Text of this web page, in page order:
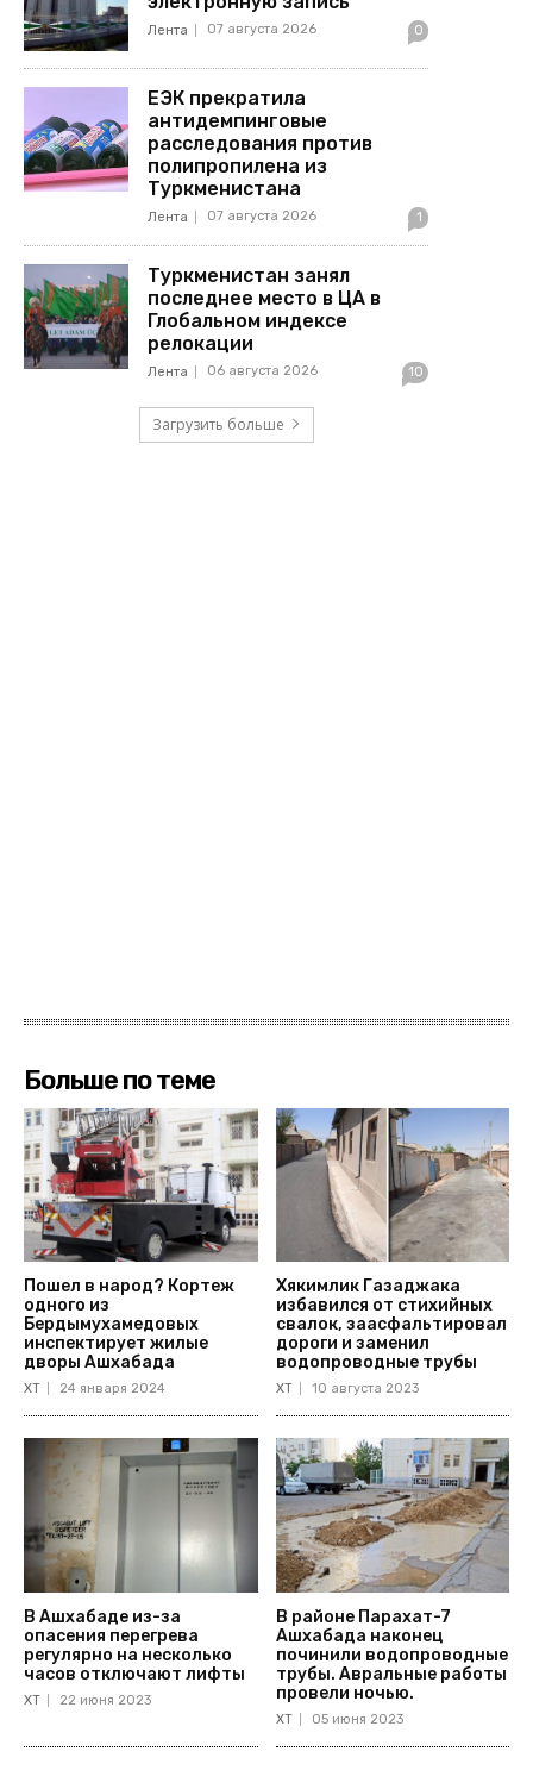
Лента 07 августа 2026 0
ЕЭК прекратила
антидемпинговые
расследования против
полипропилена из
Туркменистана
Лента 07 августа 2026 1
Туркменистан занял
последнее место в ЦА в
Глобальном индексе
релокации
Лента 06 августа 2026 10
Загрузить больше
Больше по теме
Пошел в народ? Кортеж
одного из
Бердымухамедовых
инспектирует жилые
дворы Ашхабада
ХТ 24 января 2024
Хякимлик Газаджака
избавился от стихийных
свалок, заасфальтировал
дороги и заменил
водопроводные трубы
ХТ 10 августа 2023
В Ашхабаде из-за
опасения перегрева
регулярно на несколько
часов отключают лифты
ХТ 22 июня 2023
В районе Парахат-7
Ашхабада наконец
починили водопроводные
трубы. Авральные работы
провели ночью.
ХТ 05 июня 2023